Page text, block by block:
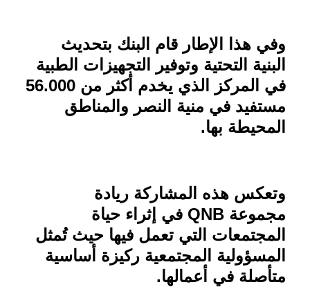
وفي هذا الإطار قام البنك بتحديث
البنية التحتية وتوفير التجهيزات الطبية
في المركز الذي يخدم أكثر من 56.000
مستفيد في منية النصر والمناطق
المحيطة بها.
وتعكس هذه المشاركة ريادة
مجموعة QNB في إثراء حياة
المجتمعات التي تعمل فيها حيث تُمثل
المسؤولية المجتمعية ركيزة أساسية
متأصلة في أعمالها.